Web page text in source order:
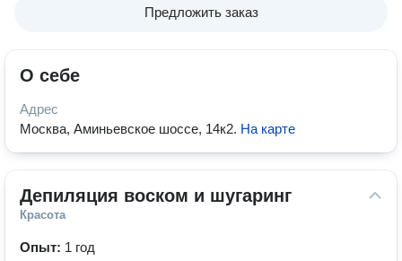
Предложить заказ
О себе
Адрес
Москва, Аминьевское шоссе, 14к2. На карте
Депиляция воском и шугаринг
Красота
Опыт: 1 год